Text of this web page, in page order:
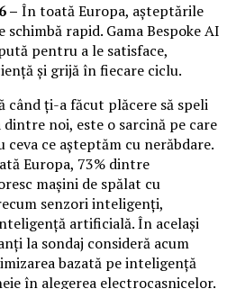
– În toată Europa, așteptările
rapid. Gama Bespoke AI
pentru a le satisface,
și grijă în fiecare ciclu.
când ți-a făcut plăcere să speli
noi, este o sarcină pe care
ce așteptăm cu nerăbdare.
Europa, 73% dintre
mașini de spălat cu
senzori inteligenți,
artificială. În același
la sondaj consideră acum
bazată pe inteligență
în alegerea electrocasnicelor.